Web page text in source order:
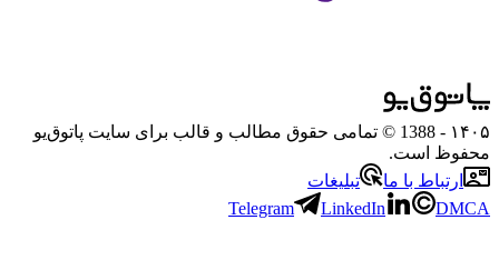
۱۴۰۵
- 1388 © تمامی حقوق مطالب و قالب برای سایت پاتوق‌یو
محفوظ است.
ارتباط با ما
تبلیغات
Telegram
LinkedIn DMCA